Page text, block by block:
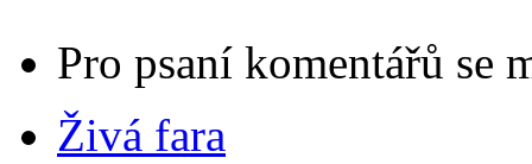
Pro psaní komentářů se
Živá fara